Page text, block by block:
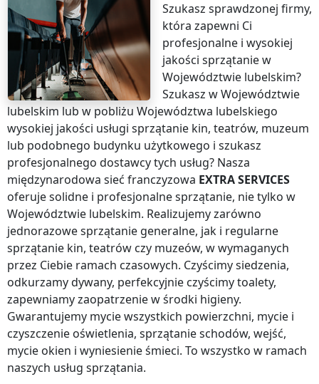
Szukasz sprawdzonej firmy,
która zapewni Ci
profesjonalne i wysokiej
jakości sprzątaniew
Województwie lubelskim?
Szukasz w Województwie
lubelskim lub w pobliżu Województwa lubelskiego
wysokiej jakości usługi sprzątanie kin, teatrów, muzeum
lub podobnego budynku użytkowego i szukasz
profesjonalnego dostawcy tych usług? Nasza
międzynarodowa sieć franczyzowa EXTRA SERVICES
oferuje solidne i profesjonalne sprzątanie, nie tylko w
Województwie lubelskim. Realizujemy zarówno
jednorazowe sprzątanie generalne, jak i regularne
sprzątanie kin, teatrów czy muzeów, w wymaganych
przez Ciebie ramach czasowych. Czyścimy siedzenia,
odkurzamy dywany, perfekcyjnie czyścimy toalety,
zapewniamy zaopatrzenie w środki higieny.
Gwarantujemy mycie wszystkich powierzchni, mycie i
czyszczenie oświetlenia, sprzątanie schodów, wejść,
mycie okien i wyniesienie śmieci. To wszystko w ramach
naszych usług sprzątania.